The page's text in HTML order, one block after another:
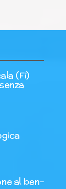
(Fi)
al ben-